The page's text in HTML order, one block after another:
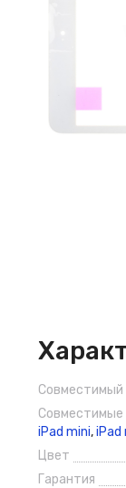
Совместимый
Совместимые
iPad mini,iPad
Цвет
Гарантия